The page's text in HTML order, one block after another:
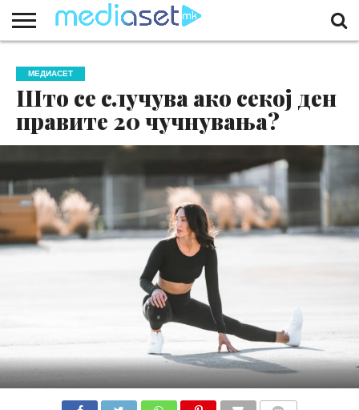
НАС
КОНТАКТ
МАРКЕТИНГ
ПОЧЕТНА
МЕДИАСЕТ
Што се случува ако секој ден
правите 20 чучнувања?